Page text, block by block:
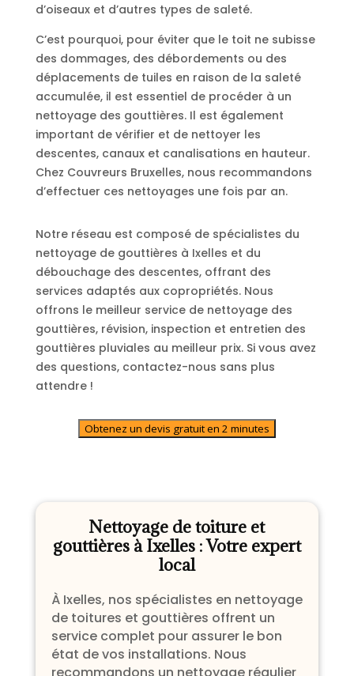
d’oiseaux et d’autres types de saleté.
C’est pourquoi, pour éviter que le toit ne subisse
des dommages, des débordements ou des
déplacements de tuiles en raison de la saleté
accumulée, il est essentiel de procéder à un
nettoyage des gouttières. Il est également
important de vérifier et de nettoyer les
descentes, canaux et canalisations en hauteur.
Chez Couvreurs Bruxelles, nous recommandons
d’effectuer ces nettoyages une fois par an.
Notre réseau est composé de spécialistes du
nettoyage de gouttières à Ixelles et du
débouchage des descentes, offrant des
services adaptés aux copropriétés. Nous
offrons le meilleur service de nettoyage des
gouttières, révision, inspection et entretien des
gouttières pluviales au meilleur prix. Si vous avez
des questions, contactez-nous sans plus
attendre !
Obtenez un devis gratuit en 2 minutes
Nettoyage de toiture et
gouttières à Ixelles : Votre expert
local
À Ixelles, nos spécialistes en nettoyage
de toitures et gouttières offrent un
service complet pour assurer le bon
état de vos installations. Nous
recommandons un nettoyage régulier